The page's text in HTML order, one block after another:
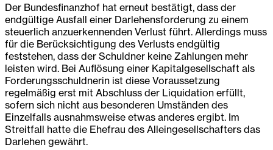
Der Bundesfinanzhof hat erneut bestätigt, dass der
endgültige Ausfall einer Darlehensforderung zu einem
steuerlich anzuerkennenden Verlust führt. Allerdings muss
für die Berücksichtigung des Verlusts endgültig
feststehen, dass der Schuldner keine Zahlungen mehr
leisten wird. Bei Auflösung einer Kapitalgesellschaft als
Forderungsschuldnerin ist diese Voraussetzung
regelmäßig erst mit Abschluss der Liquidation erfüllt,
sofern sich nicht aus besonderen Umständen des
Einzelfalls ausnahmsweise etwas anderes ergibt. Im
Streitfall hatte die Ehefrau des Alleingesellschafters das
Darlehen gewährt.